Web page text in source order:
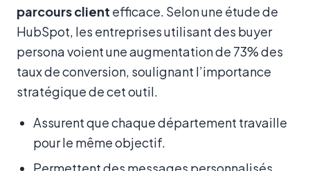
parcours client efficace. Selon une étude de
HubSpot, les entreprises utilisant des buyer
persona voient une augmentation de 73% des
taux de conversion, soulignant l’importance
stratégique de cet outil.
Assurent que chaque département travaille
pour le même objectif.